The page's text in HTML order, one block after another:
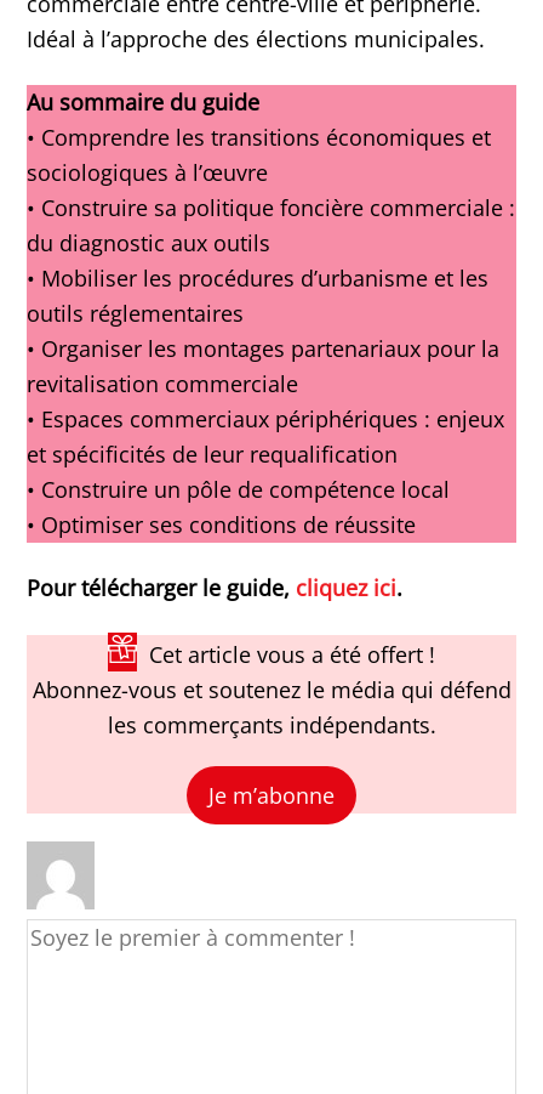
Idéal à l’approche des élections municipales.
Au sommaire du guide
• Comprendre les transitions économiques et
sociologiques à l’œuvre
• Construire sa politique foncière commerciale :
du diagnostic aux outils
• Mobiliser les procédures d’urbanisme et les
outils réglementaires
• Organiser les montages partenariaux pour la
revitalisation commerciale
• Espaces commerciaux périphériques : enjeux
et spécificités de leur requalification
• Construire un pôle de compétence local
• Optimiser ses conditions de réussite
Pour télécharger le guide, cliquez ici.
Cet article vous a été offert !
Abonnez-vous et soutenez le média qui défend
les commerçants indépendants.
Je m’abonne